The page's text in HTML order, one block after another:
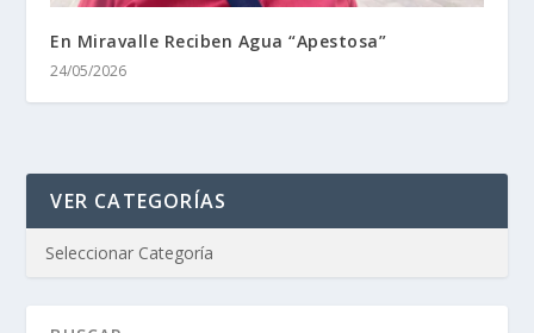
En Miravalle Reciben Agua “Apestosa”
24/05/2026
VER CATEGORÍAS